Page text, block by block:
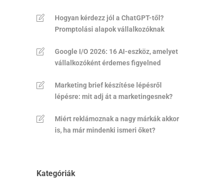
Hogyan kérdezz jól a ChatGPT-től?
Promptolási alapok vállalkozóknak
Google I/O 2026: 16 AI-eszköz, amelyet
vállalkozóként érdemes figyelned
Marketing brief készítése lépésről
lépésre: mit adj át a marketingesnek?
Miért reklámoznak a nagy márkák akkor
is, ha már mindenki ismeri őket?
Kategóriák